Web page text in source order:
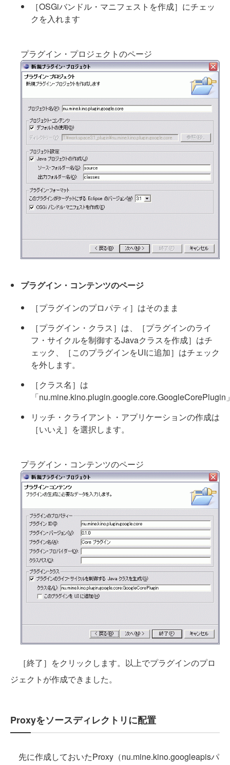
［OSGiバンドル・マニフェストを作成］にチェッ
クを入れます
プラグイン・プロジェクトのページ
プラグイン・コンテンツのページ
［プラグインのプロパティ］はそのまま
［プラグイン・クラス］は、［プラグインのライ
フ・サイクルを制御するJavaクラスを作成］はチ
ェック、［このプラグインをUIに追加］はチェック
を外します。
［クラス名］は
「nu.mine.kino.plugin.google.core.GoogleCorePlugin
リッチ・クライアント・アプリケーションの作成は
［いいえ］を選択します。
プラグイン・コンテンツのページ
［終了］をクリックします。以上でプラグインのプロ
ジェクトが作成できました。
Proxyをソースディレクトリに配置
先に作成しておいたProxy（nu.mine.kino.googleapisパ